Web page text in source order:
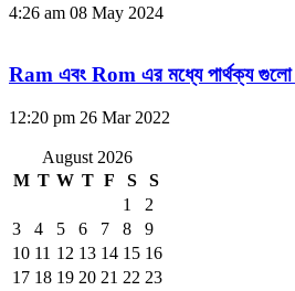
4:26 am 08 May 2024
Ram এবং Rom এর মধ্যে পার্থক্য গুলো
12:20 pm 26 Mar 2022
August 2026
M T W T F S
S
1
2
3
4 5 6 7 8
9
10 11 12 13 14 15 16
17 18 19 20 21 22 23